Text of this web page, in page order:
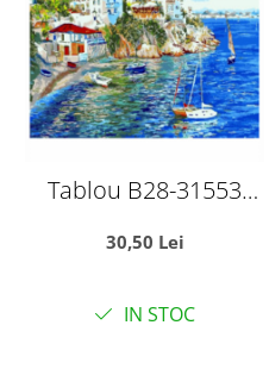
Tablou B28-31553
rotunde, 50 x 40 cm,
30,50 Lei
IN STOC